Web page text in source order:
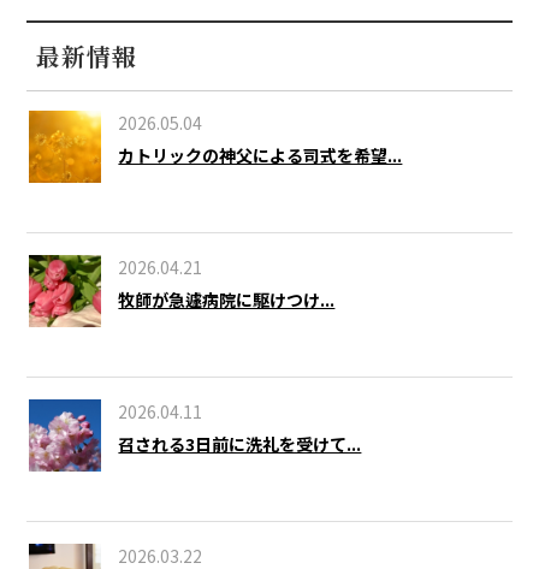
最新情報
2026.05.04
カトリックの神父による司式を希望...
2026.04.21
牧師が急遽病院に駆けつけ...
2026.04.11
召される3日前に洗礼を受けて...
2026.03.22